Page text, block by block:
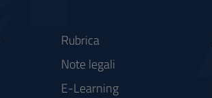
Rubrica
Note legali
E-Learning